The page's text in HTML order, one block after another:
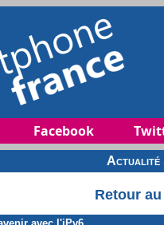
Facebook
Actualité
Retour